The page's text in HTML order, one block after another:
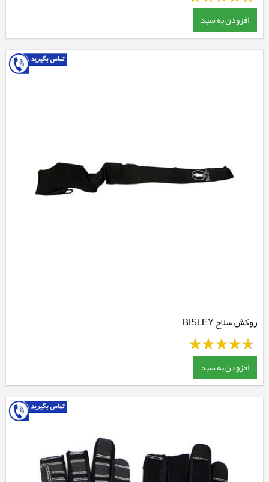
افزودن به سبد
روکش سلاح BISLEY
افزودن به سبد